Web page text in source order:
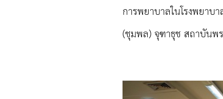
การพยาบาลในโรงพยา
(ชุมพล) จุฑาธุช สถาบันพ